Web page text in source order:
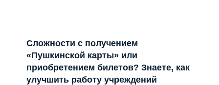
Сложности с получением
«Пушкинской карты» или
приобретением билетов? Знаете, как
улучшить работу учреждений